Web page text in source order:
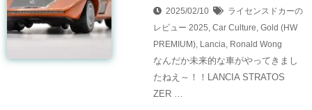
2025/02/10
ライセンスドカーの
レビュー 2025, Car Culture, Gold (HW
PREMIUM), Lancia, Ronald Wong
なんだか未来的な車がやってきまし
たねえ～！！LANCIA STRATOS
ZER …